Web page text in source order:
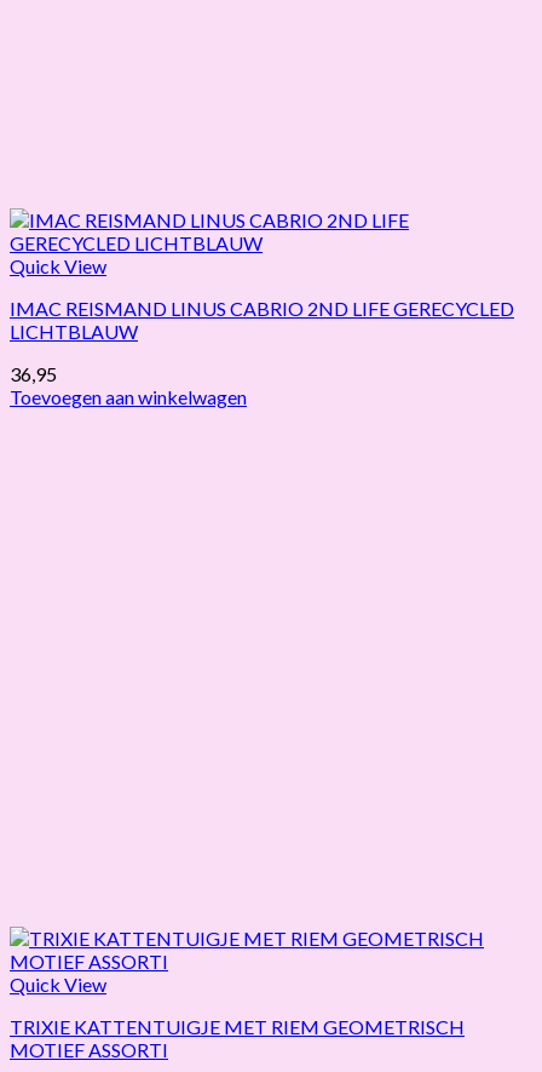
Quick View
IMAC REISMAND LINUS CABRIO 2ND LIFE GERECYCLED
LICHTBLAUW
36,95
Toevoegen aan winkelwagen
Quick View
TRIXIE KATTENTUIGJE MET RIEM GEOMETRISCH
MOTIEF ASSORTI